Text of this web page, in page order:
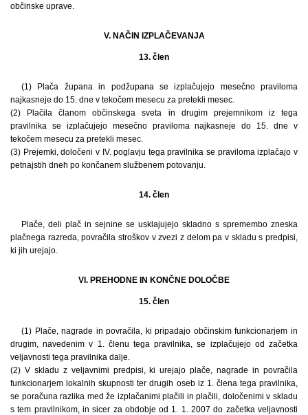
občinske uprave.
V. NAČIN IZPLAČEVANJA
13. člen
(1) Plača župana in podžupana se izplačujejo mesečno praviloma
najkasneje do 15. dne v tekočem mesecu za pretekli mesec.
(2) Plačila članom občinskega sveta in drugim prejemnikom iz tega
pravilnika se izplačujejo mesečno praviloma najkasneje do 15. dne v
tekočem mesecu za pretekli mesec.
(3) Prejemki, določeni v IV. poglavju tega pravilnika se praviloma izplačajo v
petnajstih dneh po končanem službenem potovanju.
14. člen
Plače, deli plač in sejnine se usklajujejo skladno s spremembo zneska
plačnega razreda, povračila stroškov v zvezi z delom pa v skladu s predpisi,
ki jih urejajo.
VI. PREHODNE IN KONČNE DOLOČBE
15. člen
(1) Plače, nagrade in povračila, ki pripadajo občinskim funkcionarjem in
drugim, navedenim v 1. členu tega pravilnika, se izplačujejo od začetka
veljavnosti tega pravilnika dalje.
(2) V skladu z veljavnimi predpisi, ki urejajo plače, nagrade in povračila
funkcionarjem lokalnih skupnosti ter drugih oseb iz 1. člena tega pravilnika,
se poračuna razlika med že izplačanimi plačili in plačili, določenimi v skladu
s tem pravilnikom, in sicer za obdobje od 1. 1. 2007 do začetka veljavnosti